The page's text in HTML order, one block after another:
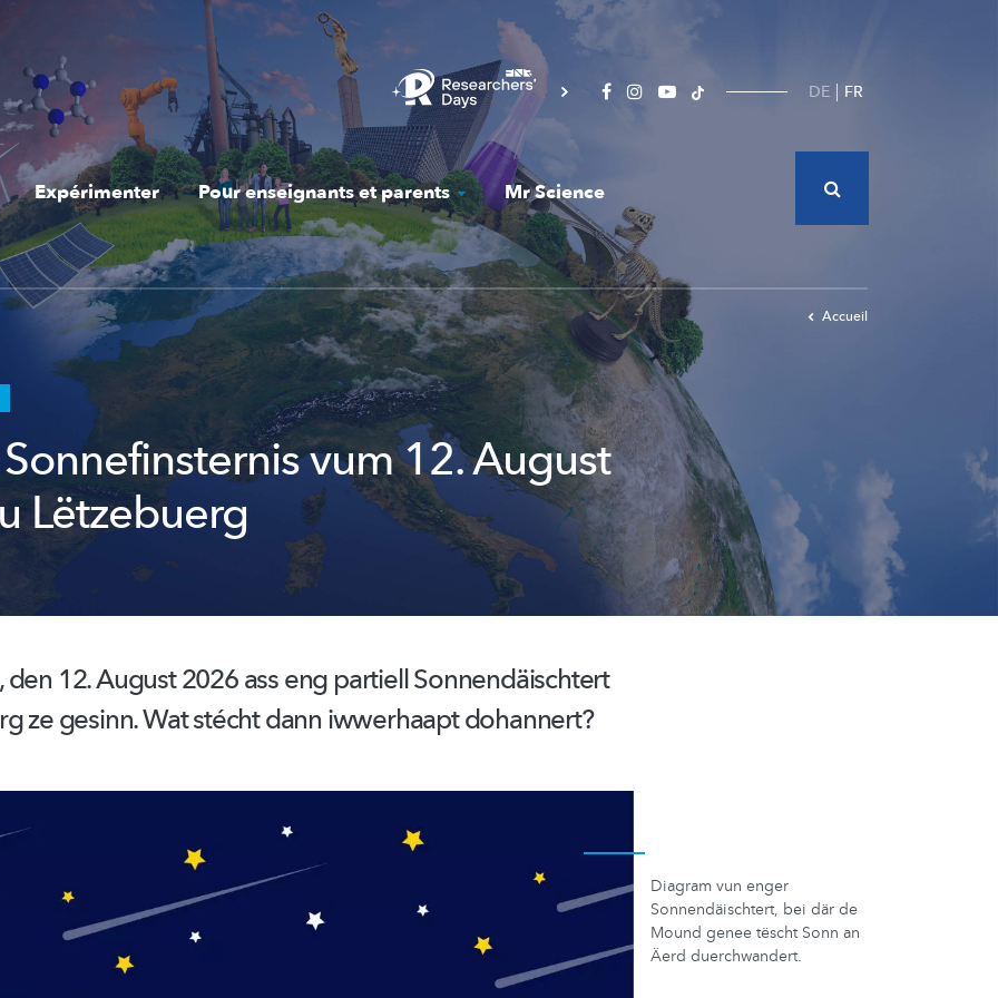
DE FR
Expérimenter Pour enseignants et parents Mr Science
Accueil
vum 12. August
Lëtzebuerg
12. August 2026 ass eng partiellSonnendäischtert
ze gesinn. Wat stécht dann iwwerhaapt dohannert?
Diagram vun enger
Sonnendäischtert, bei där de
Mound genee tëscht Sonn an
Äerd duerchwandert.